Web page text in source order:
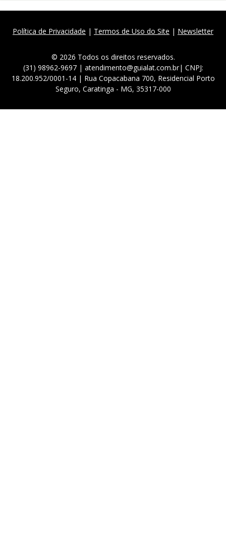
Política de Privacidade | Termos de Uso do Site | Newsletter
© 2026 Todos os direitos reservados.
(31) 98962-9697 | atendimento@guialat.com.br| CNPJ:
18.200.952/0001-14 | Rua Copacabana 700, Residencial Porto
Seguro, Caratinga - MG, 35317-000